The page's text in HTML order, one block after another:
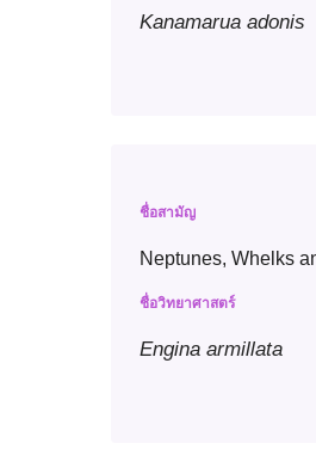
Kanamarua adonis
ชื่อสามัญ
Neptunes, Whelks
ชื่อวิทยาศาสตร์
Engina armillata